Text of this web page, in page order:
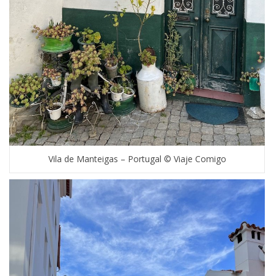
Vila de Manteigas – Portugal © Viaje Comigo